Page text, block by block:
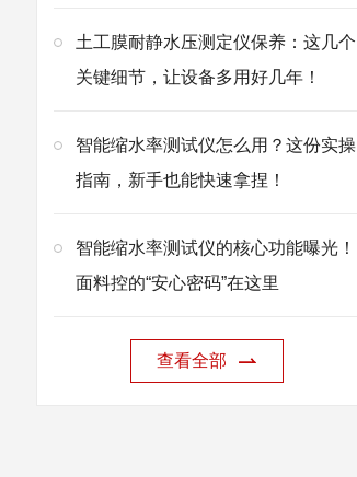
土工膜耐静水压测定仪保养：这几个
关键细节，让设备多用好几年！
智能缩水率测试仪怎么用？这份实操
指南，新手也能快速拿捏！
智能缩水率测试仪的核心功能曝光！
面料控的“安心密码”在这里
查看全部